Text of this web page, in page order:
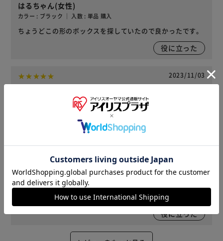
はるちゃん(女性)
カラー : ブラック ｜ 入数 : 単品 購入
ちょうどこの形のボックスを探していたので良かったです。
役に立った
2023/11/03
た(男性)
カラー : ブラック ｜ 入数 : 12個セット 購入
部屋の整理にまとめ買いしました。使い勝手もよくまた購入
2022/03/06
なし(女性)
メタルラックにピッタリで、とてもしっかりした作りです。
役に立った